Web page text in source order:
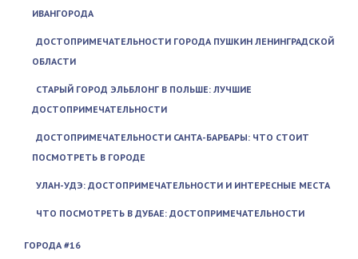
ИВАНГОРОДА
ДОСТОПРИМЕЧАТЕЛЬНОСТИ ГОРОДА ПУШКИН ЛЕНИНГРАДСКОЙ
ОБЛАСТИ
СТАРЫЙ ГОРОД ЭЛЬБЛОНГ В ПОЛЬШЕ: ЛУЧШИЕ
ДОСТОПРИМЕЧАТЕЛЬНОСТИ
ДОСТОПРИМЕЧАТЕЛЬНОСТИ САНТА-БАРБАРЫ: ЧТО СТОИТ
ПОСМОТРЕТЬ В ГОРОДЕ
УЛАН-УДЭ: ДОСТОПРИМЕЧАТЕЛЬНОСТИ И ИНТЕРЕСНЫЕ МЕСТА
ЧТО ПОСМОТРЕТЬ В ДУБАЕ: ДОСТОПРИМЕЧАТЕЛЬНОСТИ
ГОРОДА #16